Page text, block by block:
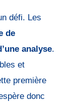
défi. Les
de
analyse.
et
première
donc